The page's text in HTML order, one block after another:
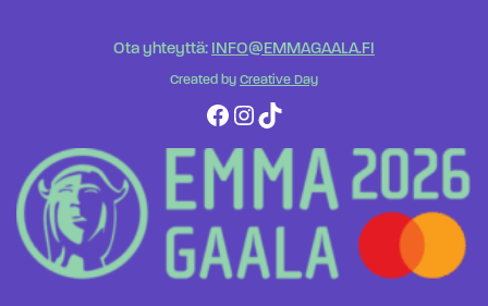
Ota yhteyttä: INFO@EMMAGAALA.FI
Created by Creative Day